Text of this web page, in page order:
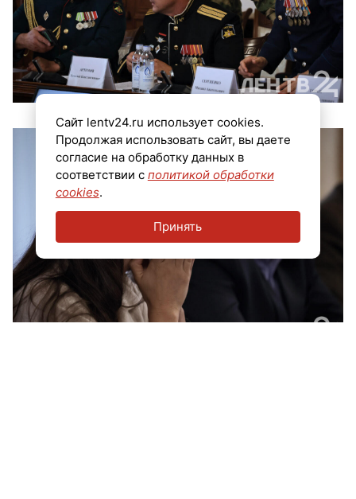
Сайт lentv24.ru использует cookies.
Продолжая использовать сайт, вы даете
согласие на обработку данных в
соответствии с политикой обработки
cookies.
Принять